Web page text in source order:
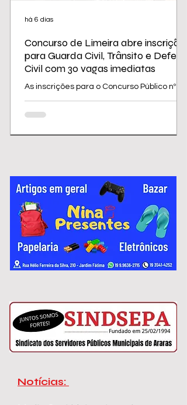
Concurso de Limeira abre inscrições
para Guarda Civil, Trânsito e Defesa
Civil com 30 vagas imediatas
As inscrições para o Concurso Público nº
02/2026 da Prefeitura de Limeira
começam nesta sexta-feira (31) e seguem
vagas imediatas, além de cadastro
variam de R$ 2.967,51 a R$ 3.306,26.
há 6 dias
Notícias: